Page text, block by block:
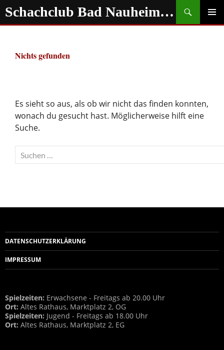
Zum
Inhalt
Schachclub Bad Nauheim e.V.
Suchen
Nichts gefunden
Es sieht so aus, als ob wir nicht das finden konnten,
wonach du gesucht hast. Möglicherweise hilft eine
Suche.
Suchen
nach:
DATENSCHUTZERKLÄRUNG
IMPRESSUM
Spielzeiten: Erwachsene - Freitags ab 20.00 Uhr
Ort: Altes Rathaus, Marktplatz 2, OG
Spielzeiten: Jugend - Freitags ab 18.00 Uhr
Ort: Altes Rathaus, Marktplatz 2, EG